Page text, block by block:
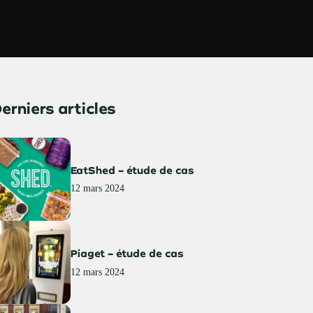
articles
EatShed – étude de cas
12 mars 2024
Piaget – étude de cas
12 mars 2024